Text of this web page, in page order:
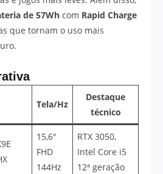
de 57Wh com Rapid Charge
que tornam o uso mais
Tela/Hz
Destaque
técnico
15,6″
FHD
144Hz
RTX 3050,
Intel Core i5
12ª geração